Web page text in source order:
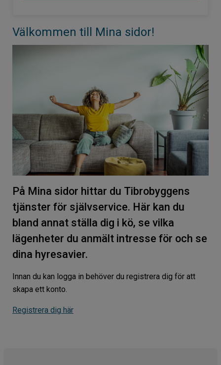
Välkommen till Mina sidor!
På Mina sidor hittar du Tibrobyggens
tjänster för självservice. Här kan du
bland annat ställa dig i kö, se vilka
lägenheter du anmält intresse för och se
dina hyresavier.
Innan du kan logga in behöver du registrera dig för att
skapa ett konto.
Registrera dig här